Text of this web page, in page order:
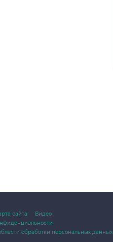
сайта
Видео
обработки персональных данных